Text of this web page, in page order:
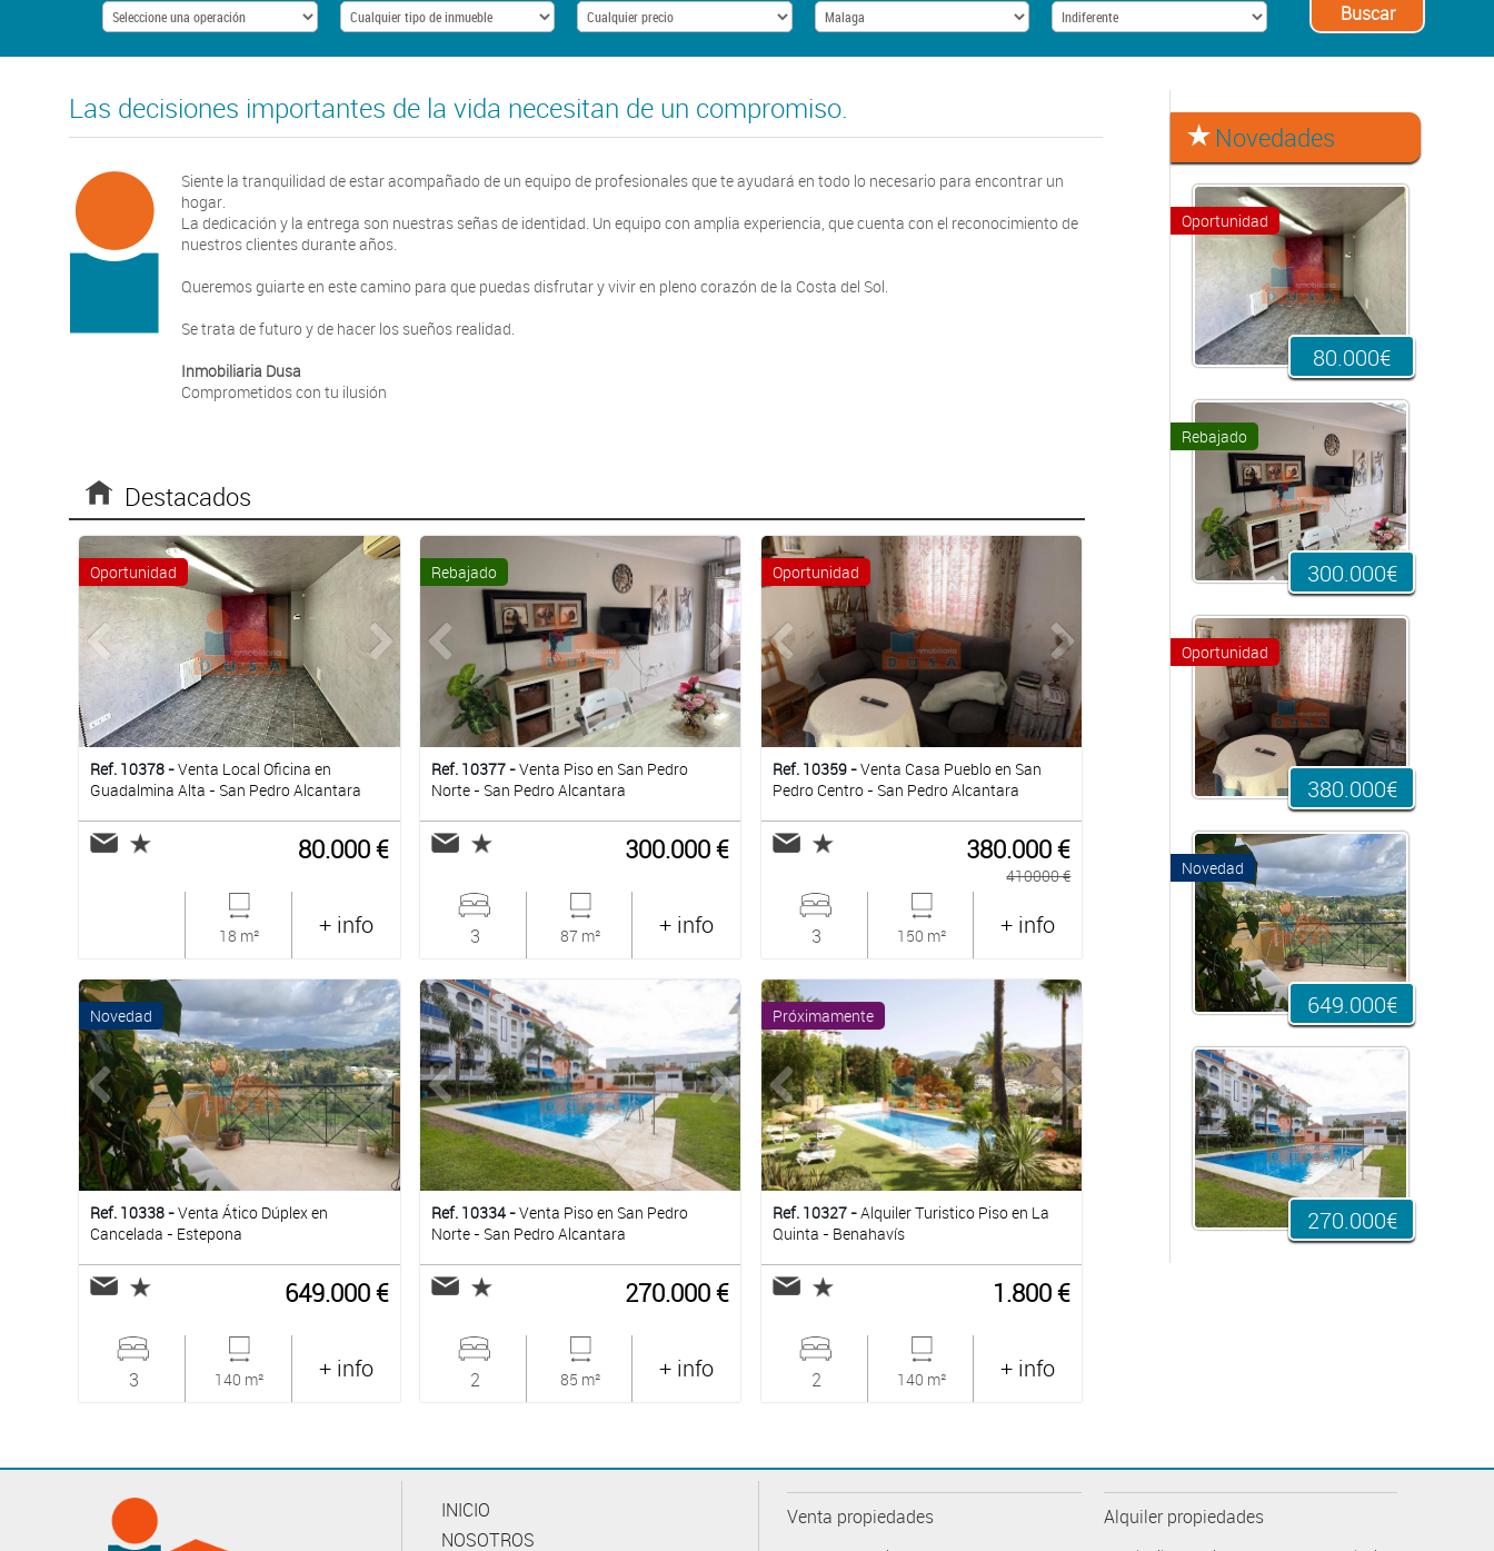
Buscar
Las decisiones importantes de la vida necesitan de un compromiso.
Siente la tranquilidad de estar acompañado de un equipo de profesionales que te ayudará en todo lo necesario para encontrar un
hogar.
La dedicación y la entrega son nuestras señas de identidad. Un equipo con amplia experiencia, que cuenta con el reconocimiento de
nuestros clientes durante años.
Queremos guiarte en este camino para que puedas disfrutar y vivir en pleno corazón de la Costa del Sol.
Se trata de futuro y de hacer los sueños realidad.
Inmobiliaria Dusa
Comprometidos con tu ilusión
Destacados
Oportunidad
Ref. 10378 -Venta Local Oficina en
Guadalmina Alta - San Pedro Alcantara
+ info
18 m²
80.000 €
Rebajado
Ref. 10377 -Venta Piso en San Pedro
Norte - San Pedro Alcantara
+ info
87 m²
3
300.000 €
Oportunidad
Ref. 10359 -Venta Casa Pueblo en San
Pedro Centro - San Pedro Alcantara
+ info
150 m²
3
380.000 €
410000 €
Novedad
Ref. 10338 -Venta Ático Dúplex en
Cancelada - Estepona
+ info
140 m²
3
649.000 €
Ref. 10334 -Venta Piso en San Pedro
Norte - San Pedro Alcantara
+ info
85 m²
2
270.000 €
Próximamente
Ref. 10327 -Alquiler Turistico Piso en La
Quinta - Benahavís
+ info
140 m²
2
1.800 €
Novedades
Oportunidad
80.000€
Rebajado
300.000€
Oportunidad
380.000€
Novedad
649.000€
270.000€
INICIO
NOSOTROS
Venta propiedades Alquiler propiedades